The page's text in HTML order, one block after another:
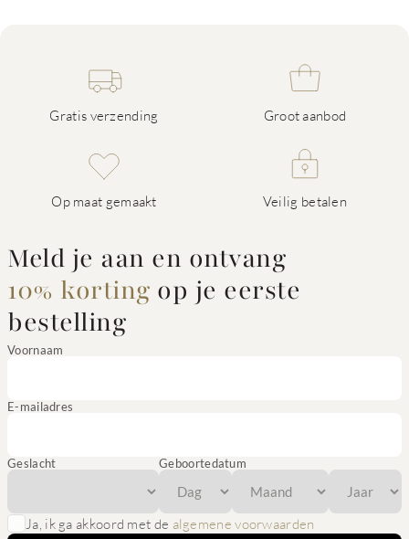
Gratis verzending Groot aanbod
Op maat gemaakt Veilig betalen
Meld je aan en ontvang
10% korting op je eerste
bestelling
Voornaam
E-mailadres
Geslacht Geboortedatum
Ja, ik ga akkoord met de algemene voorwaarden